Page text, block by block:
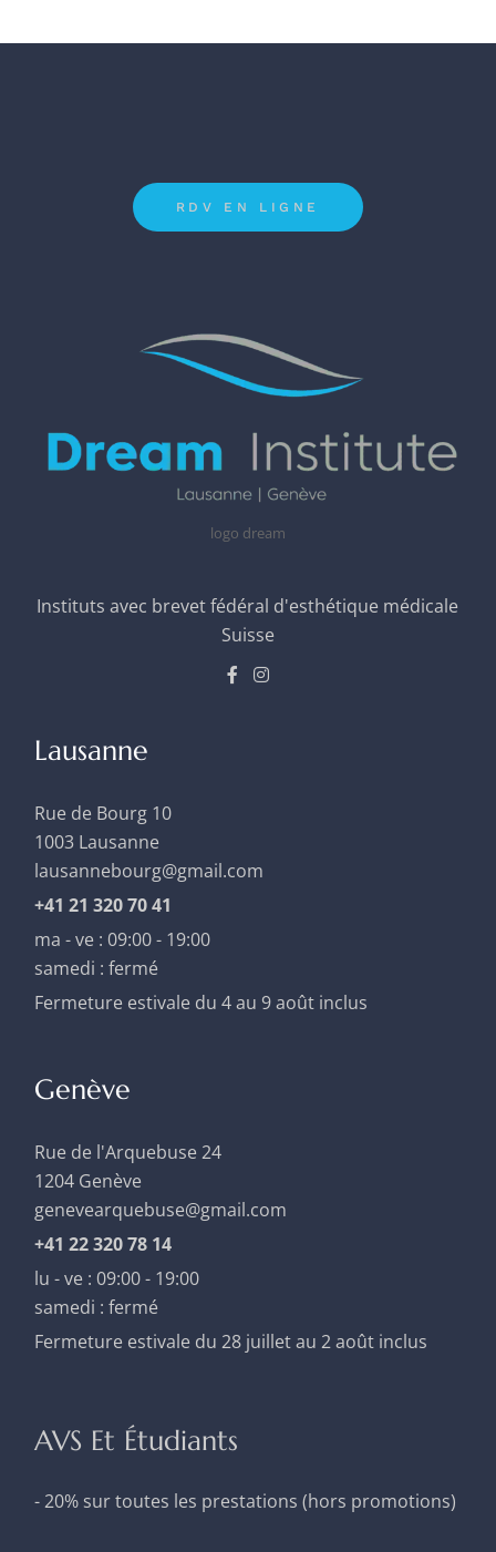
RDV EN LIGNE
logo dream
Instituts avec brevet fédéral d'esthétique médicale
Suisse
Lausanne
Rue de Bourg 10
1003 Lausanne
lausannebourg@gmail.com
+41 21 320 70 41
ma - ve : 09:00 - 19:00
samedi : fermé
Fermeture estivale du 4 au 9 août inclus
Genève
Rue de l'Arquebuse 24
1204 Genève
genevearquebuse@gmail.com
+41 22 320 78 14
lu - ve : 09:00 - 19:00
samedi : fermé
Fermeture estivale du 28 juillet au 2 août inclus
AVS Et Étudiants
- 20% sur toutes les prestations (hors promotions)